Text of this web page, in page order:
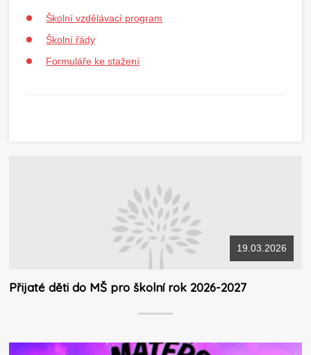
Školní vzdělávací program
Školní řády
Formuláře ke stažení
19.03.2026
Přijaté děti do MŠ pro školní rok 2026-2027